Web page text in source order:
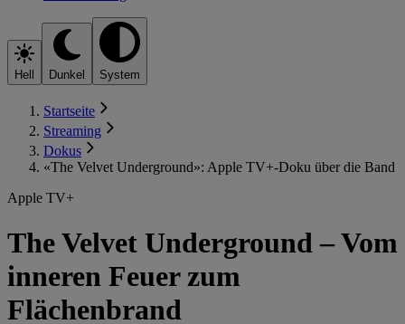
Hell Dunkel System
Startseite
Streaming
Dokus
«The Velvet Underground»: Apple TV+-Doku über die Band
Apple TV+
The Velvet Underground – Vom
inneren Feuer zum
Flächenbrand